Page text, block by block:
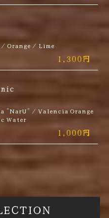
Orange / Lime
1,300円
"NarU" / Valencia Orange
Water
1,000円